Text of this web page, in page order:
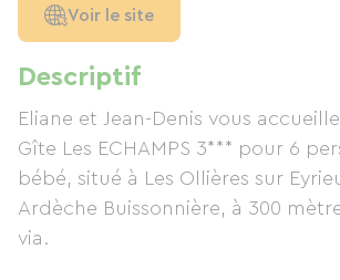
Descriptif
Eliane et Jean-Denis vous
Gîte Les ECHAMPS 3*** pour 6
bébé, situé à Les Ollières sur
Ardèche Buissonnière, à 300
via.
Voir le site